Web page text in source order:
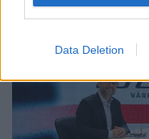
Data Deletion